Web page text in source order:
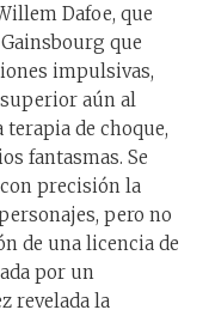
Dafoe, que
que
impulsivas,
aún al
de choque,
fantasmas. Se
precisión la
pero no
de una licencia de
por un
revelada la